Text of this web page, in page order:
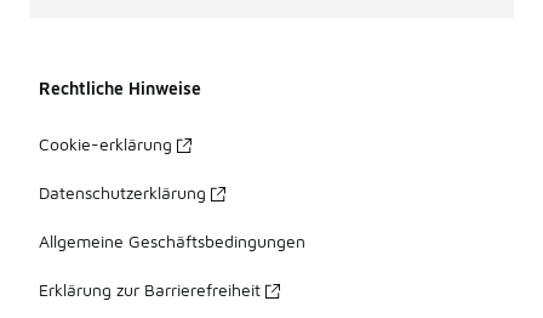
Rechtliche Hinweise
Cookie-erklärung
Datenschutzerklärung
Allgemeine Geschäftsbedingungen
Erklärung zur Barrierefreiheit